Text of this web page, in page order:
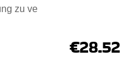
zu ve
€28.52